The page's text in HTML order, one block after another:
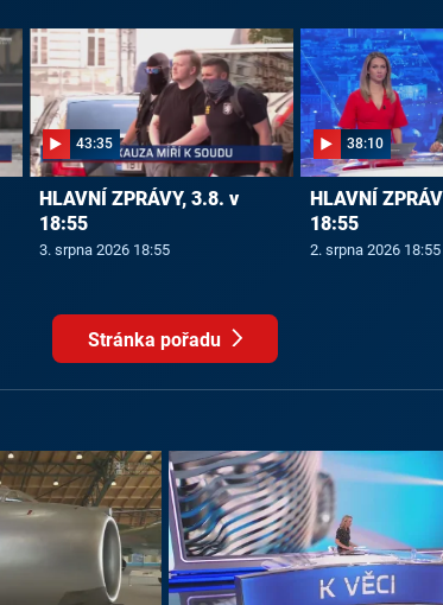
43:35
HLAVNÍ ZPRÁVY, 3.8. v
18:55
3. srpna 2026 18:55
38:10
HLAVNÍ
18:55
2. srpna 2026 18:55
Stránka pořadu